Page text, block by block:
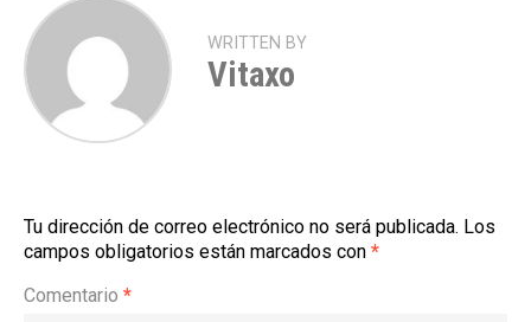
WRITTEN BY
Vitaxo
Tu dirección de correo electrónico no será publicada. Los
campos obligatorios están marcados con *
Comentario *